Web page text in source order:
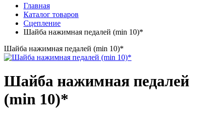
Главная
Каталог товаров
Сцепление
Шайба нажимная педалей (min 10)*
Шайба нажимная педалей (min 10)*
Шайба нажимная педалей
(min 10)*